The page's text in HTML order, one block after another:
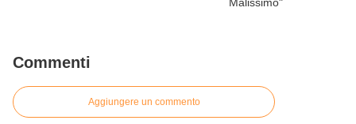
Commenti
Aggiungere un commento